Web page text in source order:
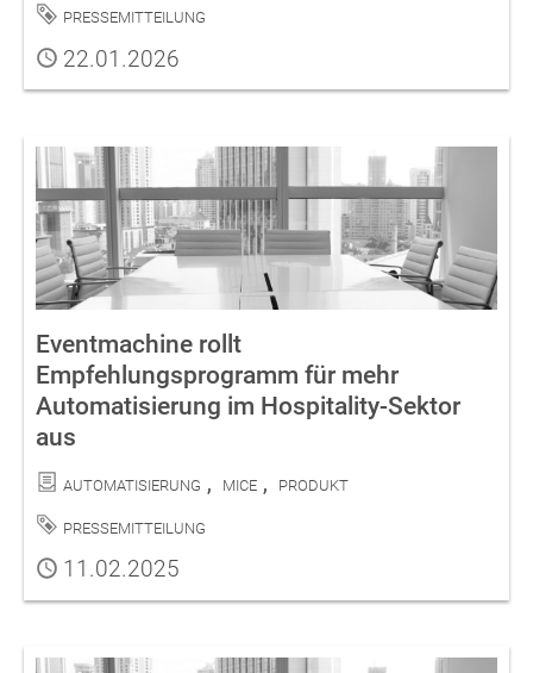
Schlagwort
Pressemitteilung
Publiziert
22.01.2026
Eventmachine rollt
Empfehlungsprogramm für mehr
Automatisierung im Hospitality-Sektor
aus
Kategorien
Automatisierung MICE
Produkt
Schlagwort
Pressemitteilung
Publiziert
11.02.2025